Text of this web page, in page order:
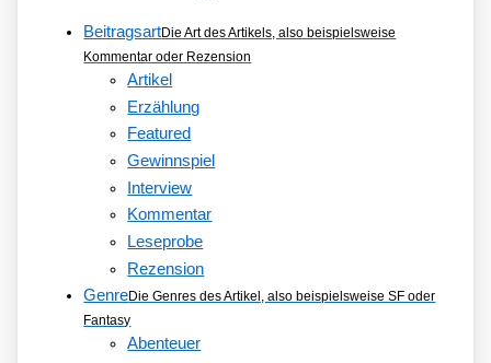
Rauch­BeitragsartDie Art des Artikels, also beispielsweise
Kommentar oder Rezension
Artikel
Erzählung
Featured
Gewinnspiel
Interview
Kommentar
Leseprobe
Rezension
GenreDie Genres des Artikel, also beispielsweise SF oder
Fantasy
Abenteuer